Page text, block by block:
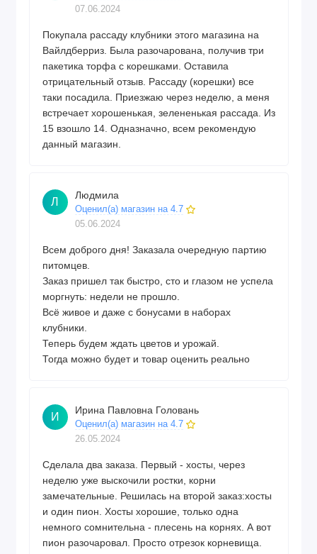
07.06.2024
Покупала рассаду клубники этого магазина на
Вайлдберриз. Была разочарована, получив три
пакетика торфа с корешками. Оставила
отрицательный отзыв. Рассаду (корешки) все
таки посадила. Приезжаю через неделю, а меня
встречает хорошенькая, зелененькая рассада. Из
15 взошло 14. Одназначно, всем рекомендую
данный магазин.
Л
Людмила
Оценил(а) магазин на 4.7
05.06.2024
Всем доброго дня! Заказала очередную партию
питомцев.
Заказ пришел так быстро, сто и глазом не успела
моргнуть: недели не прошло.
Всё живое и даже с бонусами в наборах
клубники.
Теперь будем ждать цветов и урожай.
Тогда можно будет и товар оценить реально
И
Ирина Павловна Головань
Оценил(а) магазин на 4.7
26.05.2024
Сделала два заказа. Первый - хосты, через
неделю уже выскочили ростки, корни
замечательные. Решилась на второй заказ:хосты
и один пион. Хосты хорошие, только одна
немного сомнительна - плесень на корнях. А вот
пион разочаровал. Просто отрезок корневища.